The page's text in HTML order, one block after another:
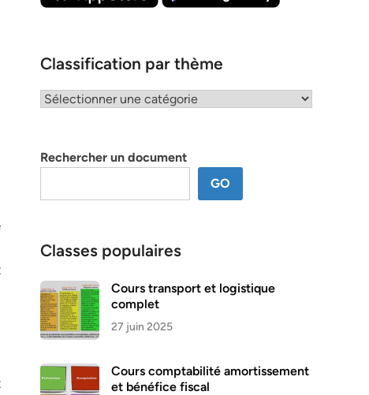
Classification par thème
Classification
Rechercher un document
GO
Classes populaires
Cours transport et logistique
complet
27 juin 2025
Cours comptabilité amortissement
et bénéfice fiscal